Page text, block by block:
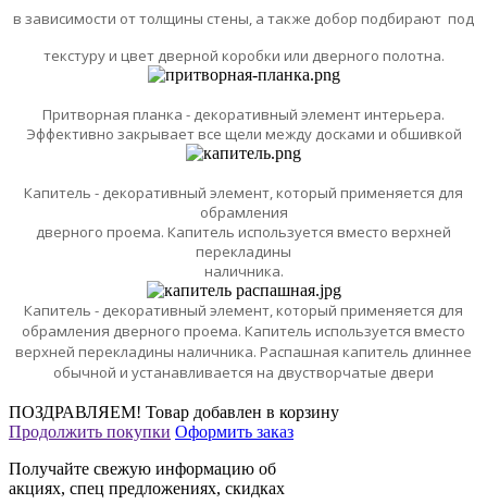
в зависимости от толщины стены, а также добор подбирают под
текстуру и цвет дверной коробки или дверного полотна.
Притворная планка - декоративный элемент интерьера.
Эффективно закрывает все щели между досками и обшивкой
Капитель - декоративный элемент, который применяется для
обрамления
дверного проема. Капитель используется вместо верхней
перекладины
наличника.
Капитель - декоративный элемент, который применяется для
обрамления дверного проема. Капитель используется вместо
верхней перекладины наличника. Распашная капитель длиннее
обычной и устанавливается на двустворчатые двери
ПОЗДРАВЛЯЕМ! Товар добавлен в корзину
Продолжить покупки Оформить заказ
Получайте свежую информацию об
акциях, спец предложениях, скидках